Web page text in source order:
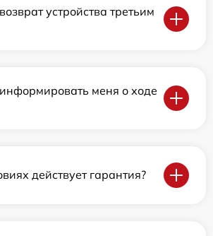
устройства третьим
меня о ходе
действует гарантия?